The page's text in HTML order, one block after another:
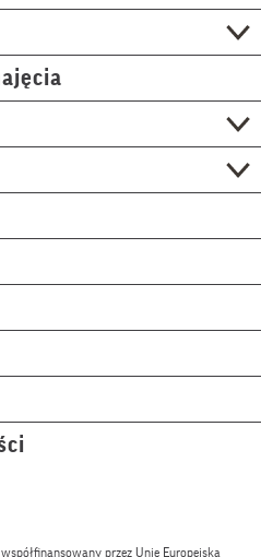
przez Unię Europejską